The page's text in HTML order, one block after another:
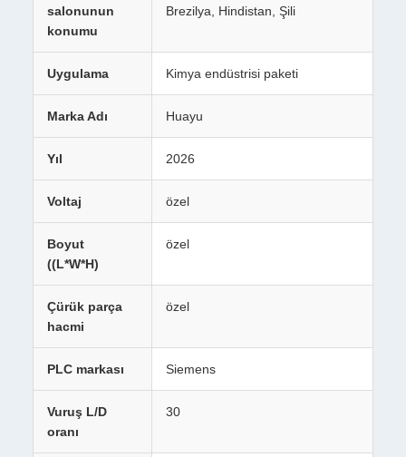
salonunun
konumu
Brezilya, Hindistan, Şili
Uygulama Kimya endüstrisi paketi
Marka Adı Huayu
Yıl 2026
Voltaj özel
Boyut
((L*W*H)
özel
Çürük parça
hacmi
özel
PLC markası Siemens
Vuruş L/D
oranı
30